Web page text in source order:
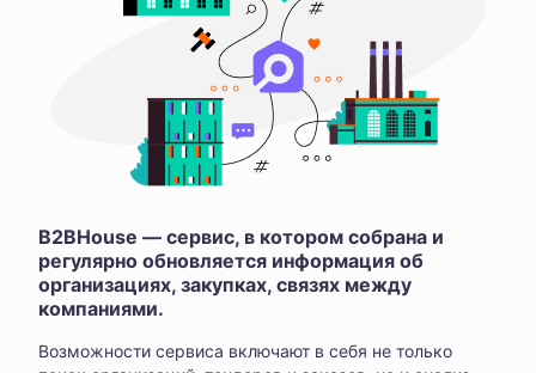
B2BHouse — сервис, в котором собрана и
регулярно обновляется информация об
организациях, закупках, связях между
компаниями.
Возможности сервиса включают в себя не только